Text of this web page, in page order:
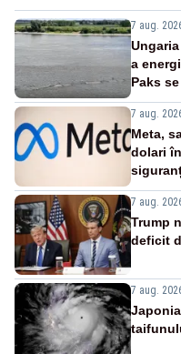
7 aug.
a
Paks
7 aug.
Meta,
dolari
7 aug.
Trump
deficit
7 aug.